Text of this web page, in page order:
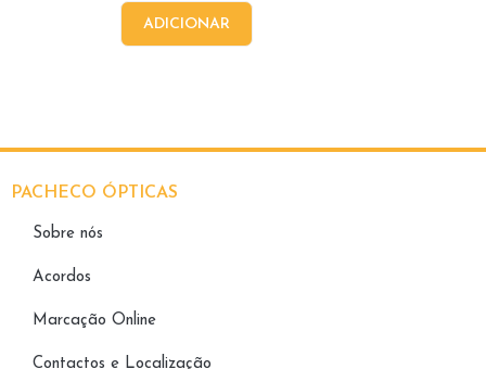
ADICIONAR
PACHECO ÓPTICAS
Sobre nós
Acordos
Marcação Online
Contactos e Localização